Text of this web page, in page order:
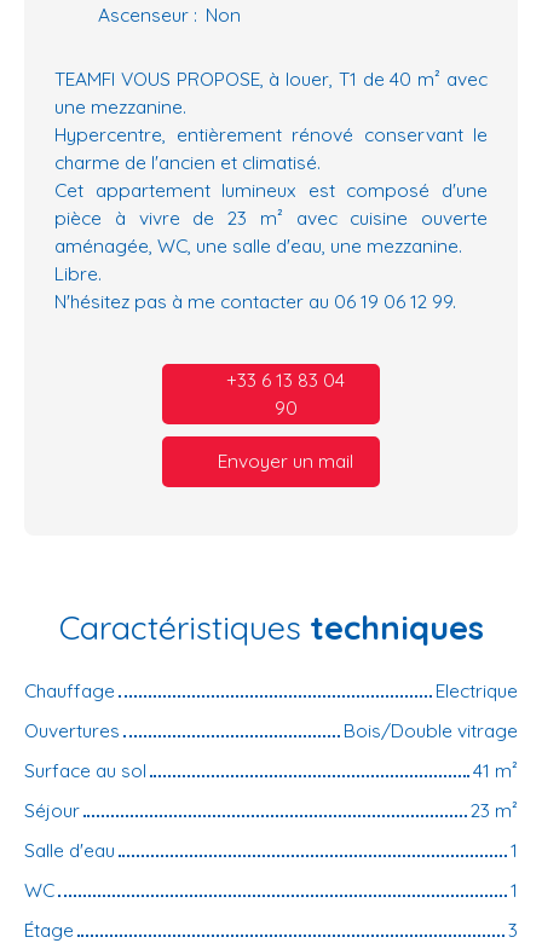
Ascenseur : Non
TEAMFI VOUS PROPOSE, à louer, T1 de 40 m² avec
une mezzanine.
Hypercentre, entièrement rénové conservant le
charme de l'ancien et climatisé.
Cet appartement lumineux est composé d'une
pièce à vivre de 23 m² avec cuisine ouverte
aménagée, WC, une salle d'eau, une mezzanine.
Libre.
N'hésitez pas à me contacter au 06 19 06 12 99.
+33 6 13 83 04
90
Envoyer un mail
Caractéristiques techniques
Chauffage
Electrique
Ouvertures
Bois/Double vitrage
Surface au sol
41 m²
Séjour
23 m²
Salle d'eau
1
WC
1
Étage
3